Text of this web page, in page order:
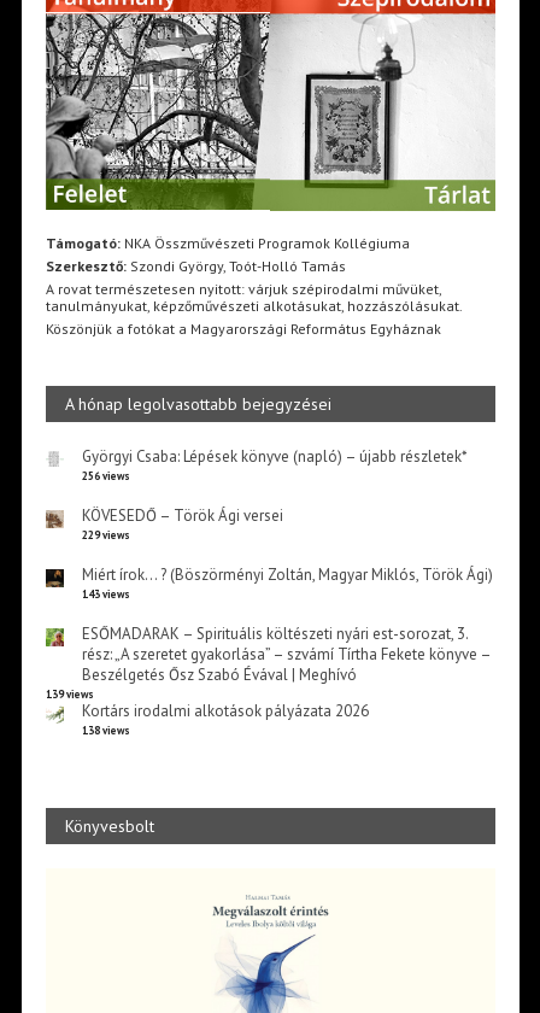
Támogató:NKA Összművészeti Programok Kollégiuma
Szerkesztő:Szondi György, Toót-Holló Tamás
A rovat természetesen nyitott: várjuk szépirodalmi művüket,
tanulmányukat, képzőművészeti alkotásukat, hozzászólásukat.
Köszönjük a fotókat a Magyarországi Református Egyháznak
A hónap legolvasottabb bejegyzései
Györgyi Csaba: Lépések könyve (napló) – újabb részletek*
256 views
KÖVESEDŐ – Török Ági versei
229 views
Miért írok… ? (Böszörményi Zoltán, Magyar Miklós, Török Ági)
143 views
ESŐMADARAK – Spirituális költészeti nyári est-sorozat, 3.
rész: „A szeretet gyakorlása” – szvámí Tírtha Fekete könyve –
Beszélgetés Ősz Szabó Évával | Meghívó
139 views
Kortárs irodalmi alkotások pályázata 2026
138 views
Könyvesbolt